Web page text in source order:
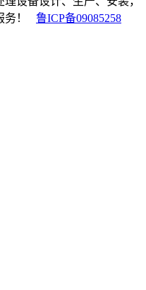
务！ 鲁ICP备09085258